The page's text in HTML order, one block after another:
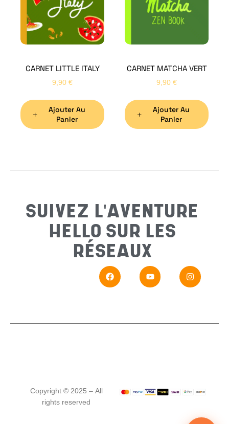
CARNET LITTLE ITALY
9,90 €
Ajouter Au
Panier
CARNET MATCHA VERT
9,90 €
Ajouter Au
Panier
SUIVEZ L'AVENTURE
HELLO SUR LES
RÉSEAUX
Copyright © 2025 – All
rights reserved